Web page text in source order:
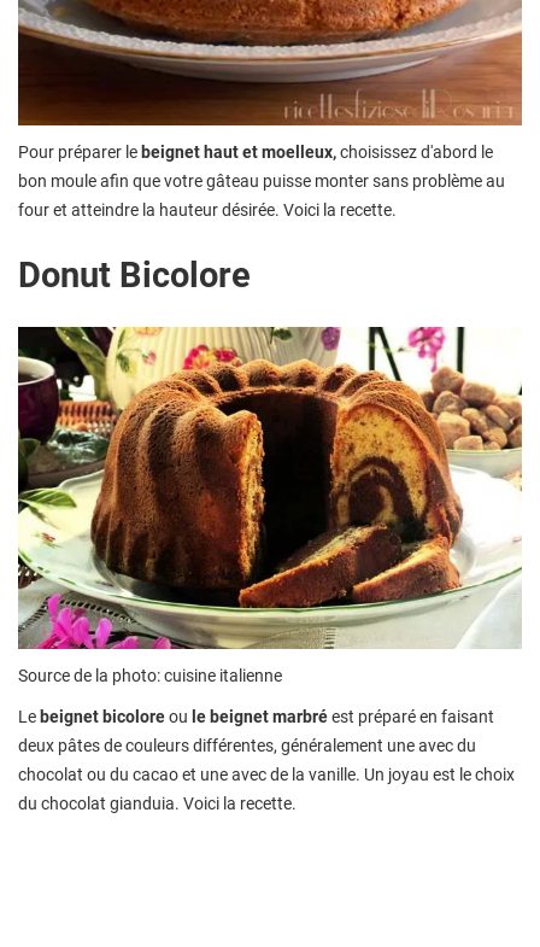
Pour préparer le beignet haut et moelleux,choisissez d'abord le
bon moule afin que votre gâteau puisse monter sans problème au
four et atteindre la hauteur désirée. Voici la recette.
Donut Bicolore
Source de la photo: cuisine italienne
Le beignet bicoloreou le beignet marbréest préparé en faisant
deux pâtes de couleurs différentes, généralement une avec du
chocolat ou du cacao et une avec de la vanille. Un joyau est le choix
du chocolat gianduia. Voici la recette.